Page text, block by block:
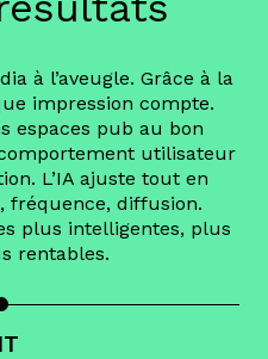
à l’aveugle. Grâce à la
impression compte.
espaces pub au bon
utilisateur
L’IA ajuste tout en
fréquence, diffusion.
plus intelligentes, plus
rentables.